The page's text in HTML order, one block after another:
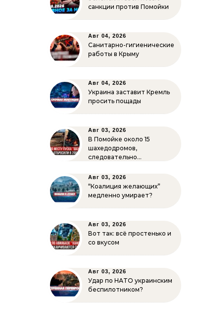
санкции против Помойки
Авг 04, 2026
Санитарно-гигиенические
работы в Крыму
Авг 04, 2026
Украина заставит Кремль
просить пощады
Авг 03, 2026
В Помойке около 15
шахедодромов,
следовательно…
Авг 03, 2026
“Коалиция желающих”
медленно умирает?
Авг 03, 2026
Вот так: всё простенько и
со вкусом
Авг 03, 2026
Удар по НАТО украинским
беспилотником?